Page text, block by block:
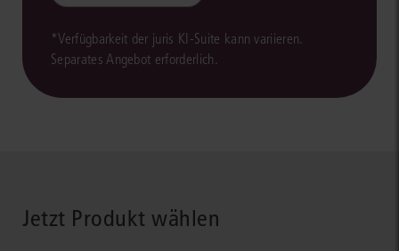
*Verfügbarkeit der juris KI-Suite kann variieren.
Separates Angebot erforderlich.
Jetzt Produkt wählen